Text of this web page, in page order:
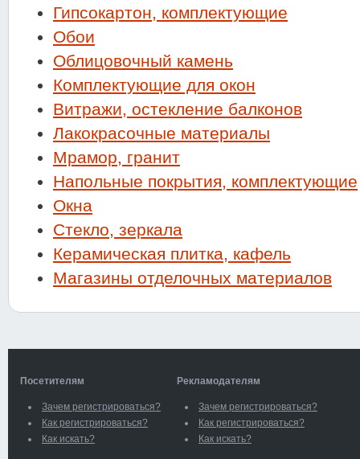
Гипсокартон, комплектующие
Обои
Облицовочный камень
Комплектующие для окон
Витражи, остекление балконов
Лакокрасочные материалы
Мрамор, гранит
Напольные покрытия, комплектующие
Окна
Стекло, зеркала
Керамическая плитка, кафель
Магазины отделочных материалов
Посетителям
Зачем регистрироваться?
Как регистрироваться?
Как искать?
Рекламодателям
Зачем регистрироваться?
Как регистрироваться?
Как искать?